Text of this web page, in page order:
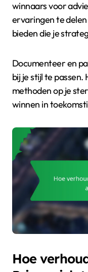
winnaars voor
ervaringen te
bieden die je
Documenteer en
bij je stijl te
methoden op je
winnen in
Hoe